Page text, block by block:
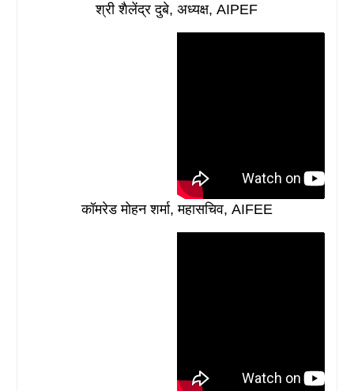
श्री शैलेंद्र दुबे, अध्यक्ष, AIPEF
कॉमरेड मोहन शर्मा, महासचिव, AIFEE